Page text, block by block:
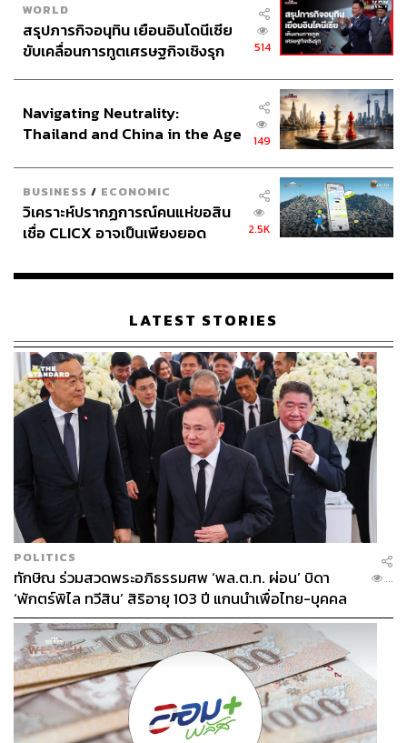
WORLD
สรุปภารกิจอนุทิน เยือนอินโดนีเซีย
ขับเคลื่อนการทูตเศรษฐกิจเชิงรุก
514
Navigating Neutrality:
Thailand and China in the Age
149
BUSINESS / ECONOMIC
วิเคราะห์ปรากฏการณ์คนแห่ขอสิน
เชื่อ CLICX อาจเป็นเพียงยอด
เรือนไทยที่ถูกซุกไว้
2.5K
LATEST STORIES
POLITICS
ทักษิณ ร่วมสวดพระอภิธรรมศพ ‘พล.ต.ท. ผ่อน’ บิดา
‘พักตร์พิไล ทวีสิน’ สิริอายุ 103 ปี แกนนำเพื่อไทย-บุคคล
หลากวงการร่วมอาลัย
...